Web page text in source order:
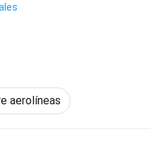
aerolíneas